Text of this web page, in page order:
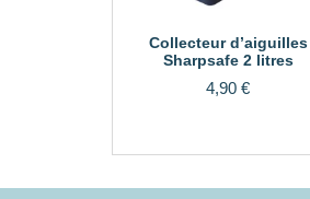
Collecteur d’aiguilles
Sharpsafe 2 litres
4,90 €